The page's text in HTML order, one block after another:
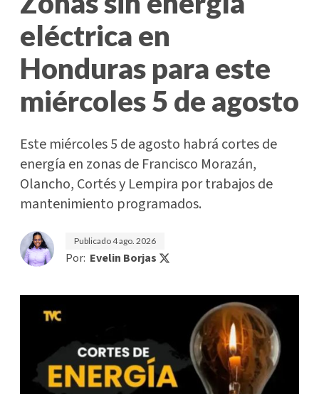
eléctrica en
Honduras para este
miércoles 5 de agosto
Este miércoles 5 de agosto habrá cortes de
energía en zonas de Francisco Morazán,
Olancho, Cortés y Lempira por trabajos de
mantenimiento programados.
Publicado4 ago. 2026
Por: Evelin Borjas